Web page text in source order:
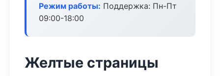
Режим работы: Поддержка: Пн-Пт
09:00-18:00
Желтые страницы